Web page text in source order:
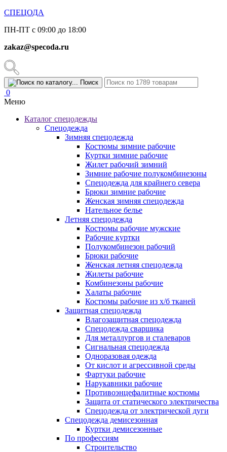
СПЕЦОДА
ПН-ПТ с 09:00 до 18:00
zakaz@specoda.ru
Поиск
0
Меню
Каталог спецодежды
Спецодежда
Зимняя спецодежда
Костюмы зимние рабочие
Куртки зимние рабочие
Жилет рабочий зимний
Зимние рабочие полукомбинезоны
Спецодежда для крайнего севера
Брюки зимние рабочие
Женская зимняя спецодежда
Нательное белье
Летняя спецодежда
Костюмы рабочие мужские
Рабочие куртки
Полукомбинезон рабочий
Брюки рабочие
Женская летняя спецодежда
Жилеты рабочие
Комбинезоны рабочие
Халаты рабочие
Костюмы рабочие из х/б тканей
Защитная спецодежда
Влагозащитная спецодежда
Спецодежда сварщика
Для металлургов и сталеваров
Сигнальная спецодежда
Одноразовая одежда
От кислот и агрессивной среды
Фартуки рабочие
Нарукавники рабочие
Противоэнцефалитные костюмы
Защита от статического электричества
Спецодежда от электрической дуги
Спецодежда демисезонная
Куртки демисезонные
По профессиям
Строительство